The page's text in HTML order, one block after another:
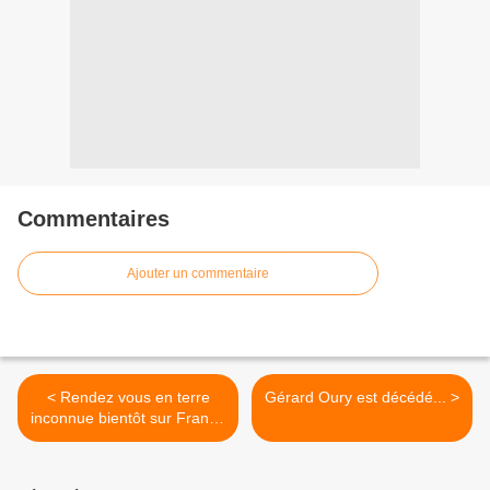
Commentaires
Ajouter un commentaire
< Rendez vous en terre
inconnue bientôt sur France
2
Gérard Oury est décédé... >